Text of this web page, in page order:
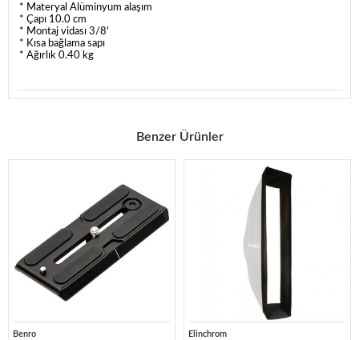
* Materyal Alüminyum alaşım
* Çapı 10.0 cm
* Montaj vidası 3/8'
* Kısa bağlama sapı
* Ağırlık 0.40 kg
Benzer Ürünler
Benro
Elinchrom